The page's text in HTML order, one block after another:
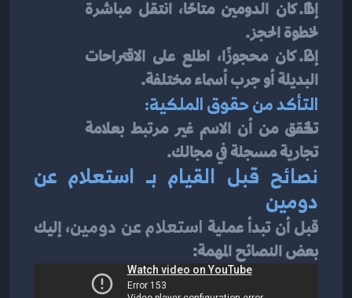
لخطوة الحجز.
البديلة أو جرب أسماء مختلفة.
التأكد من حقوق الملكية:
تحقق من أن الاسم غير مرتبط بعلامة
تجارية مسجلة في مجالك.
دومين
قبل أن تبدأ عملية استعلام عن دومين
بعض النصائح المهمة: